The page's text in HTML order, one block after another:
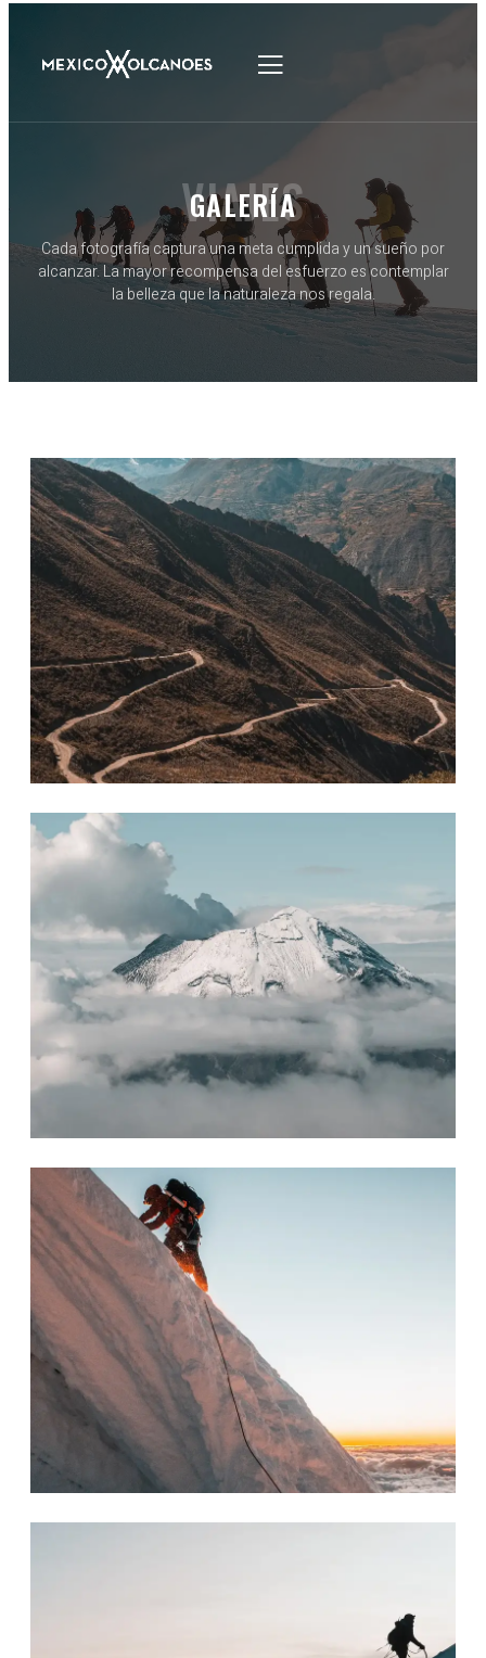
VIAJES
GALERÍA
Cada fotografía captura una meta cumplida y un sueño por
alcanzar. La mayor recompensa del esfuerzo es contemplar
la belleza que la naturaleza nos regala.